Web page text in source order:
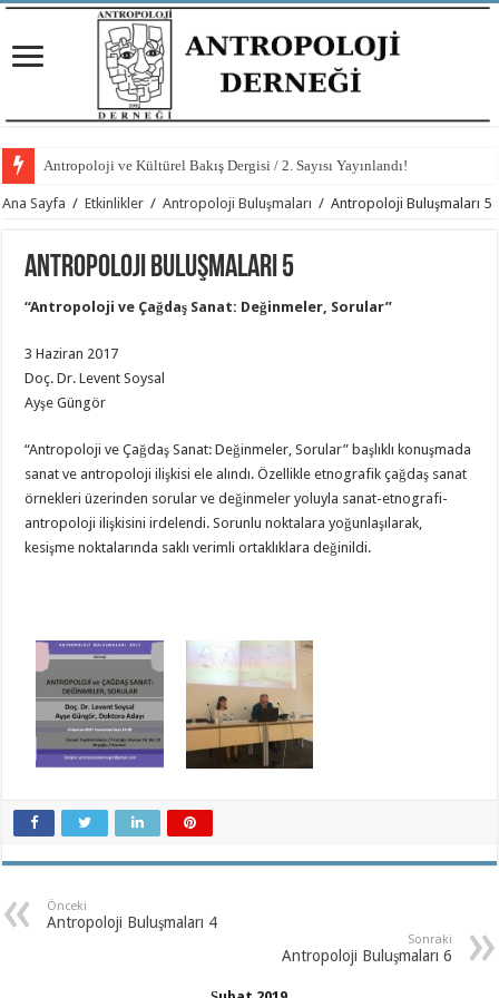
Antropoloji ve Kültürel Bakış Dergisi / 2. Sayısı Yayınlandı!
Ana Sayfa / Etkinlikler / Antropoloji Buluşmaları / Antropoloji Buluşmaları 5
Antropoloji Buluşmaları 5
“Antropoloji ve Çağdaş Sanat: Değinmeler, Sorular”
3 Haziran 2017
Doç. Dr. Levent Soysal
Ayşe Güngör
“Antropoloji ve Çağdaş Sanat: Değinmeler, Sorular” başlıklı konuşmada
sanat ve antropoloji ilişkisi ele alındı. Özellikle etnografik çağdaş sanat
örnekleri üzerinden sorular ve değinmeler yoluyla sanat-etnografi-
antropoloji ilişkisini irdelendi. Sorunlu noktalara yoğunlaşılarak,
kesişme noktalarında saklı verimli ortaklıklara değinildi.
Önceki
Antropoloji Buluşmaları 4
Sonraki
Antropoloji Buluşmaları 6